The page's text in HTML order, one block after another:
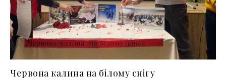
Червона калина на білому снігу